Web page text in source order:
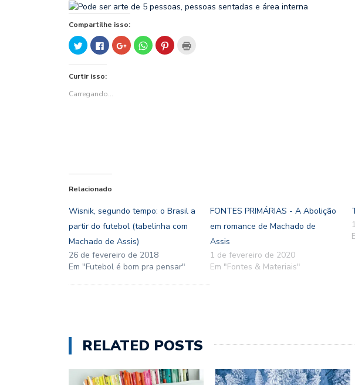
Compartilhe isso:
Clique
para
compartilhar
no
em
janela)
Clique
para
compartilhar
no
em
janela)
Compartilhe
no
Google+
Clique
para
compartilhar
Clique
para
Curtir isso:
Carregando...
Relacionado
Wisnik, segundo tempo: o Brasil a
partir do futebol (tabelinha com
Machado de Assis)
26 de fevereiro de 2018
Em "Futebol é bom pra pensar"
FONTES PRIMÁRIAS - A Abolição
em romance de Machado de
Assis
1 de fevereiro de 2020
Em "Fontes & Materiais"
RELATED POSTS